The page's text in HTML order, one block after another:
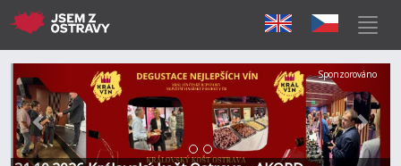
Předchozí Další
Sponzorováno